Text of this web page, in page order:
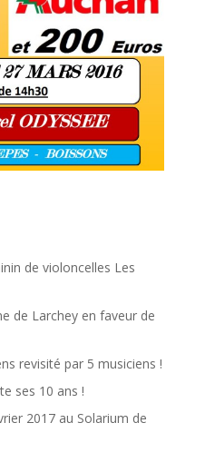
de violoncelles Les
de Larchey en faveur de
revisité par 5 musiciens !
ses 10 ans !
2017 au Solarium de